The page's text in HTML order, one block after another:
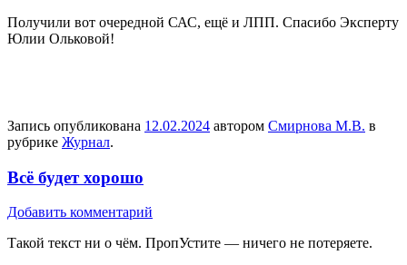
Получили вот очередной САС, ещё и ЛПП. Спасибо Эксперту
Юлии Ольковой!
Запись опубликована 12.02.2024 автором Смирнова М.В. в
рубрике Журнал.
Всё будет хорошо
Добавить комментарий
Такой текст ни о чём. ПропУстите — ничего не потеряете.